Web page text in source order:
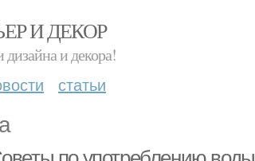
И ДЕКОР
и декора!
статьи